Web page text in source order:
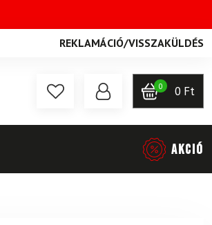
REKLAMÁCIÓ/VISSZAKÜLDÉS
0 0 Ft
AKCIÓ